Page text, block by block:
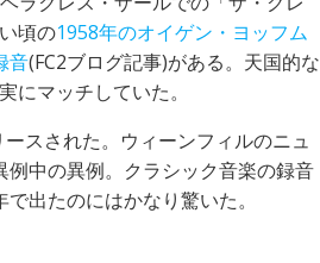
頃の1958年のオイゲン・ヨッフム
音(FC2ブログ記事)がある。天国的な
マッチしていた。
スされた。ウィーンフィルのニュ
中の異例。クラシック音楽の録音
出たのにはかなり驚いた。